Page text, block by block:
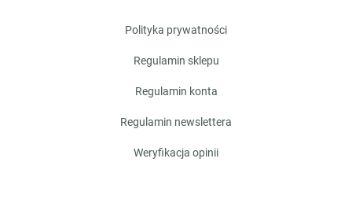
polityka prywatności
regulamin sklepu
regulamin konta
regulamin newslettera
weryfikacja opinii